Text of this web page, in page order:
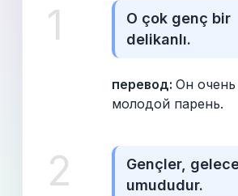
1
O çok genç bir
delikanlı.
перевод: Он очень
молодой парень.
2
Gençler,
umududur.